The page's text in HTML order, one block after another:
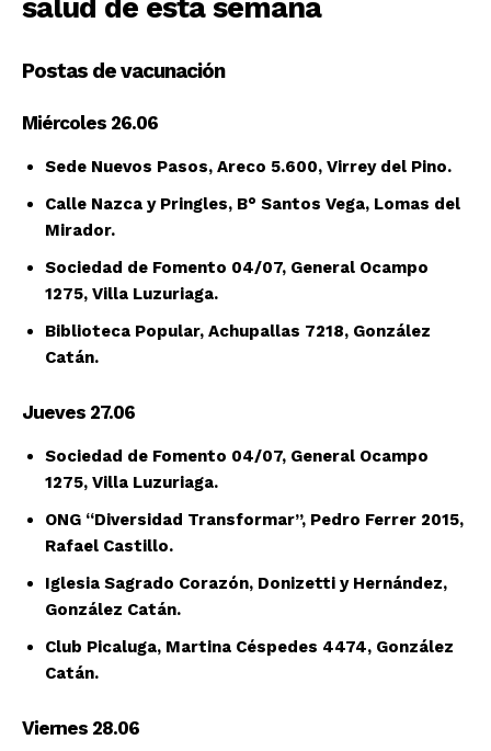
salud de esta semana
Postas de vacunación
Miércoles 26.06
Sede Nuevos Pasos, Areco 5.600, Virrey del Pino.
Calle Nazca y Pringles, B° Santos Vega, Lomas del
Mirador.
Sociedad de Fomento 04/07, General Ocampo
1275, Villa Luzuriaga.
Biblioteca Popular, Achupallas 7218, González
Catán.
Jueves 27.06
Sociedad de Fomento 04/07, General Ocampo
1275, Villa Luzuriaga.
ONG “Diversidad Transformar”, Pedro Ferrer 2015,
Rafael Castillo.
Iglesia Sagrado Corazón, Donizetti y Hernández,
González Catán.
Club Picaluga, Martina Céspedes 4474, González
Catán.
Viernes 28.06